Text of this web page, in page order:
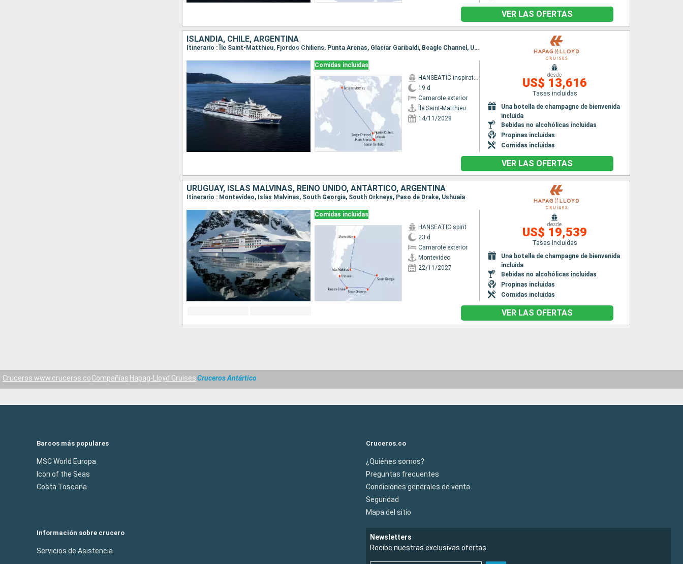
VER LAS OFERTAS
ISLANDIA, CHILE, ARGENTINA
Itinerario : Île Saint-Matthieu, Fjordos Chiliens, Punta Arenas, Glaciar Garibaldi, Beagle Channel, Ushuaia
Comidas incluidas
HANSEATIC inspiration
19 d
Camarote exterior
Île Saint-Matthieu
14/11/2028
desde
US$ 13,616
Tasas incluidas
Una botella de champagne de bienvenida
incluida
Bebidas no alcohólicas incluidas
Propinas incluidas
Comidas incluidas
VER LAS OFERTAS
URUGUAY, ISLAS MALVINAS, REINO UNIDO, ANTÁRTICO, ARGENTINA
Itinerario : Montevideo, Islas Malvinas, South Georgia, South Orkneys, Paso de Drake, Ushuaia
Comidas incluidas
HANSEATIC spirit
23 d
Camarote exterior
Montevideo
22/11/2027
desde
US$ 19,539
Tasas incluidas
Una botella de champagne de bienvenida
incluida
Bebidas no alcohólicas incluidas
Propinas incluidas
Comidas incluidas
VER LAS OFERTAS
Cruceros www.cruceros.coCompañías Hapag-Lloyd CruisesCruceros Antártico
Barcos más populares
MSC World Europa
Icon of the Seas
Costa Toscana
Cruceros.co
¿Quiénes somos?
Preguntas frecuentes
Condiciones generales de venta
Seguridad
Mapa del sitio
Información sobre crucero
Servicios de Asistencia
Newsletters
Recibe nuestras exclusivas ofertas